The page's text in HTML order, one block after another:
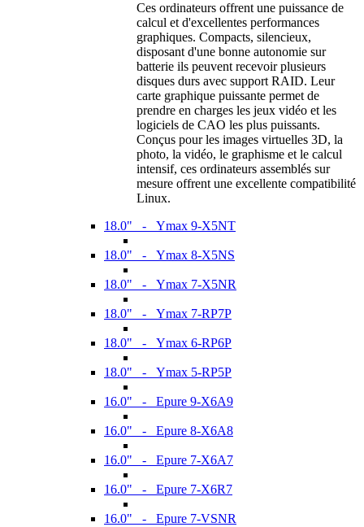
Ces ordinateurs offrent une puissance de
calcul et d'excellentes performances
graphiques. Compacts, silencieux,
disposant d'une bonne autonomie sur
batterie ils peuvent recevoir plusieurs
disques durs avec support RAID. Leur
carte graphique puissante permet de
prendre en charges les jeux vidéo et les
logiciels de CAO les plus puissants.
Conçus pour les images virtuelles 3D, la
photo, la vidéo, le graphisme et le calcul
intensif, ces ordinateurs assemblés sur
mesure offrent une excellente compatibilité
Linux.
18.0" - Ymax 9-X5NT
18.0" - Ymax 8-X5NS
18.0" - Ymax 7-X5NR
18.0" - Ymax 7-RP7P
18.0" - Ymax 6-RP6P
18.0" - Ymax 5-RP5P
16.0" - Epure 9-X6A9
16.0" - Epure 8-X6A8
16.0" - Epure 7-X6A7
16.0" - Epure 7-X6R7
16.0" - Epure 7-VSNR